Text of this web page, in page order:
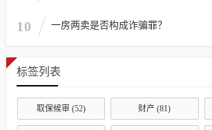
10 一房两卖是否构成诈骗罪？
标签列表
取保候审 (52) 财产 (81)